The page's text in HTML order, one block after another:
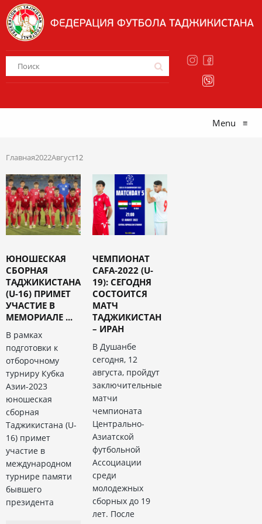
Menu ≡
Главная2022Август12
ЮНОШЕСКАЯ
СБОРНАЯ
ТАДЖИКИСТАНА
(U-16) ПРИМЕТ
УЧАСТИЕ В
МЕМОРИАЛЕ ...
В рамках
подготовки к
отборочному
турниру Кубка
Азии-2023
юношеская
сборная
Таджикистана (U-
16) примет
участие в
международном
турнире памяти
бывшего
президента
ЧЕМПИОНАТ
CAFA-2022 (U-
19): СЕГОДНЯ
СОСТОИТСЯ
МАТЧ
ТАДЖИКИСТАН
– ИРАН
В Душанбе
сегодня, 12
августа, пройдут
заключительные
матчи
чемпионата
Центрально-
Азиатской
футбольной
Ассоциации
среди
молодежных
сборных до 19
лет. После